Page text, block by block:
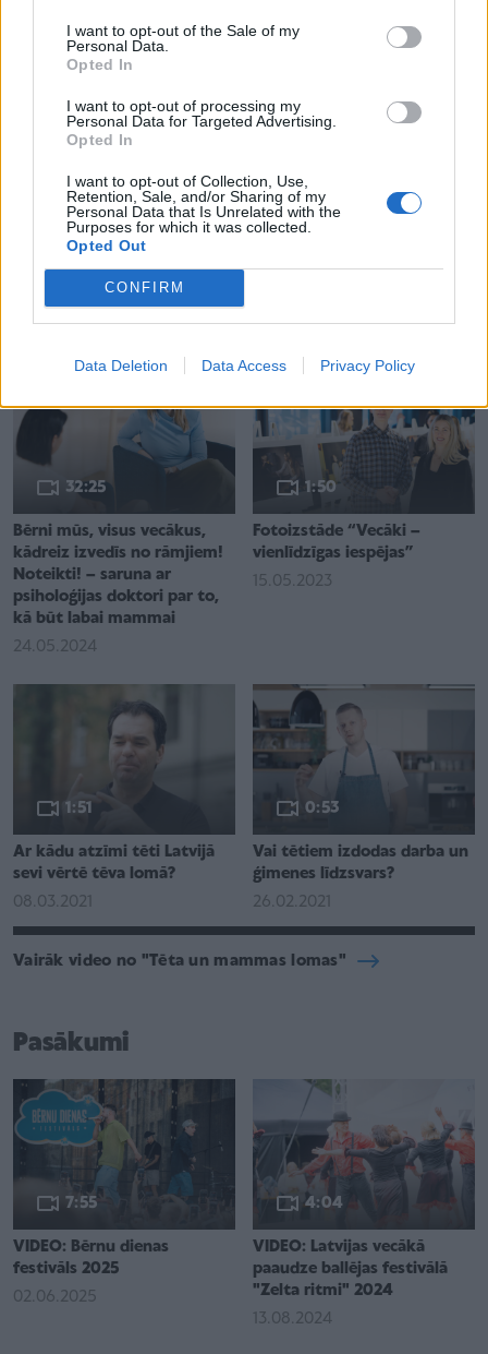
I want to opt-out of the Sale of my
Personal Data.
Opted In
I want to opt-out of processing my
Personal Data for Targeted Advertising.
Opted In
I want to opt-out of Collection, Use,
Retention, Sale, and/or Sharing of my
Personal Data that Is Unrelated with the
Purposes for which it was collected.
Opted Out
CONFIRM
Data Deletion Data Access Privacy Policy
0:56
vingrinājumi satraukuma
mazināšanai un atklepošanai
12.03.2025
sienas skolēna stājas
Vairāk video no "Skaistums un veselība"
Tēta un mammas lomas
32:25
Bērni mūs, visus vecākus,
kādreiz izvedīs no rāmjiem!
Noteikti! – saruna ar
psiholoģijas doktori par to,
kā būt labai mammai
24.05.2024
1:50
Fotoizstāde “Vecāki –
vienlīdzīgas iespējas”
15.05.2023
1:51
Ar kādu atzīmi tēti Latvijā
sevi vērtē tēva lomā?
08.03.2021
0:53
Vai tētiem izdodas darba un
ģimenes līdzsvars?
26.02.2021
Vairāk video no "Tēta un mammas lomas"
Pasākumi
7:55
VIDEO: Bērnu dienas
festivāls 2025
02.06.2025
4:04
VIDEO: Latvijas vecākā
paaudze ballējas festivālā
"Zelta ritmi" 2024
13.08.2024